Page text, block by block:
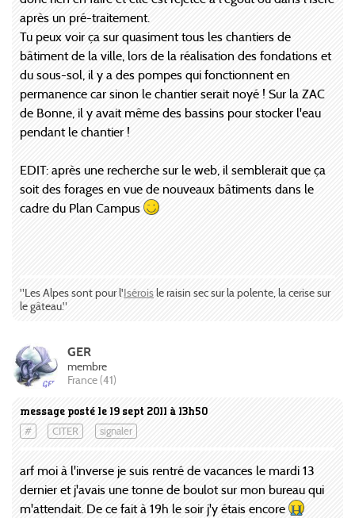
après un pré-traitement.
Tu peux voir ça sur quasiment tous les chantiers de
bâtiment de la ville, lors de la réalisation des fondations et
du sous-sol, il y a des pompes qui fonctionnent en
permanence car sinon le chantier serait noyé ! Sur la ZAC
de Bonne, il y avait même des bassins pour stocker l'eau
pendant le chantier !
EDIT: après une recherche sur le web, il semblerait que ça
soit des forages en vue de nouveaux bâtiments dans le
cadre du Plan Campus
"Les Alpes sont pour l'Iséroisle raisin sec sur la polente, la cerise sur
le gâteau."
message posté le 19 sept 2011 à 13h50
# CITER signaler
GER
membre
France (41)
arf moi à l'inverse je suis rentré de vacances le mardi 13
dernier et j'avais une tonne de boulot sur mon bureau qui
m'attendait. De ce fait à 19h le soir j'y étais encore